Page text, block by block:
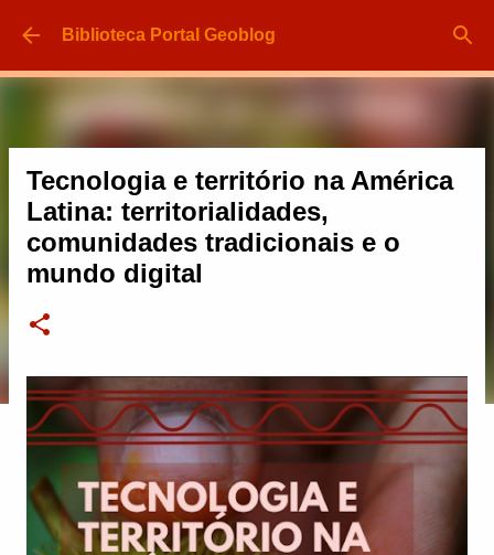
Pular para o conteúdo principal
Biblioteca Portal Geoblog
Tecnologia e território na América
Latina: territorialidades,
comunidades tradicionais e o
mundo digital